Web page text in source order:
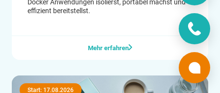
Docker Anwendungen isolierst, portabel machst und
effizient bereitstellst.
Mehr erfahren
Start: 17.08.2026